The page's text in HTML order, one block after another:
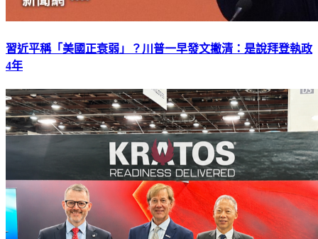
習近平稱「美國正衰弱」？川普一早發文撇清：是說拜登執政
4年